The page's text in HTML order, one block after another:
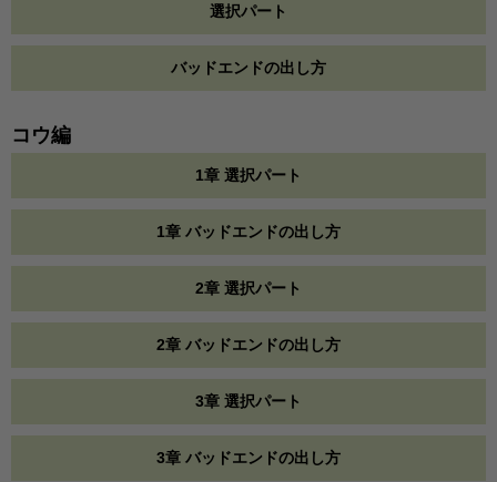
選択パート
バッドエンドの出し方
コウ編
1章 選択パート
1章 バッドエンドの出し方
2章 選択パート
2章 バッドエンドの出し方
3章 選択パート
3章 バッドエンドの出し方